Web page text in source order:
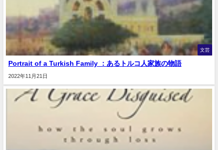
文芸
Portrait of a Turkish Family ：あるトルコ人家族の物語
2022年11月21日